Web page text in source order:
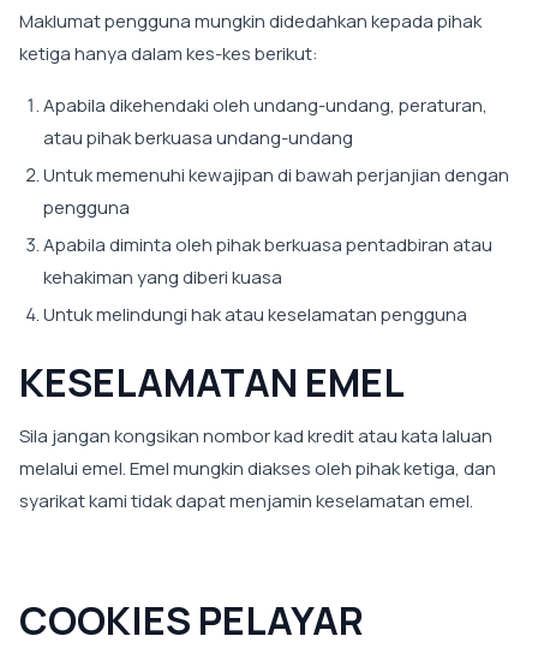
Maklumat pengguna mungkin didedahkan kepada pihak
ketiga hanya dalam kes-kes berikut:
Apabila dikehendaki oleh undang-undang, peraturan,
atau pihak berkuasa undang-undang
Untuk memenuhi kewajipan di bawah perjanjian dengan
pengguna
Apabila diminta oleh pihak berkuasa pentadbiran atau
kehakiman yang diberi kuasa
Untuk melindungi hak atau keselamatan pengguna
KESELAMATAN EMEL
Sila jangan kongsikan nombor kad kredit atau kata laluan
melalui emel. Emel mungkin diakses oleh pihak ketiga, dan
syarikat kami tidak dapat menjamin keselamatan emel.
COOKIES PELAYAR